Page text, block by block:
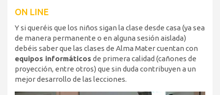
ON LINE
Y si queréis que los niños sigan la clase desde casa (ya sea
de manera permanente o en alguna sesión aislada)
debéis saber que las clases de Alma Mater cuentan con
equipos informáticos de primera calidad (cañones de
proyección, entre otros) que sin duda contribuyen a un
mejor desarrollo de las lecciones.